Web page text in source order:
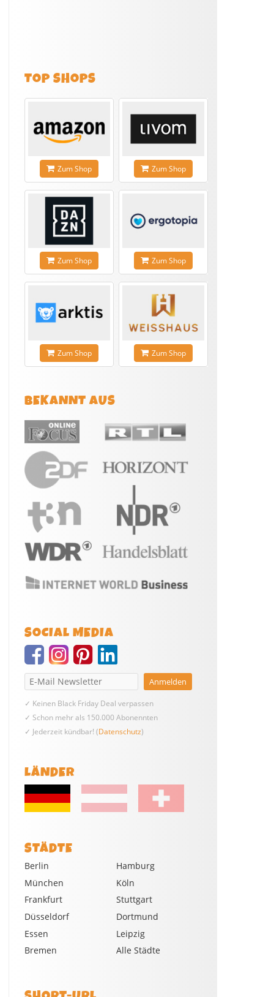
TOP SHOPS
Zum Shop Zum Shop
Zum Shop Zum Shop
Zum Shop Zum Shop
BEKANNT AUS
SOCIAL MEDIA
✓ Keinen Black Friday Deal verpassen
✓ Schon mehr als 150.000 Abonennten
✓ Jederzeit kündbar! (Datenschutz)
LÄNDER
STÄDTE
Berlin
Hamburg
München
Köln
Frankfurt
Stuttgart
Düsseldorf
Dortmund
Essen
Leipzig
Bremen
Alle Städte